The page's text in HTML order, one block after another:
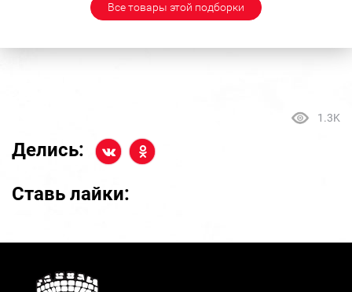
Все товары этой подборки
1.3K
Делись:
Ставь лайки: